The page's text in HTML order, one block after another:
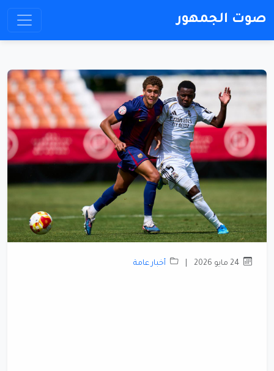
صوت الجمهور
أخبار عامة